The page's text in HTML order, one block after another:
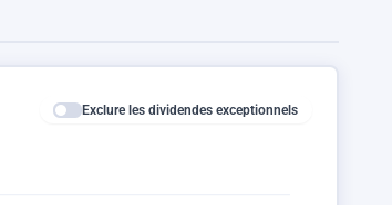
Exclure les dividendes exceptionnels